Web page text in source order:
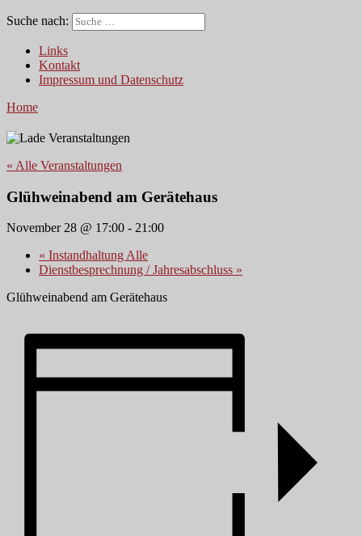
Suche nach:
Links
Kontakt
Impressum und Datenschutz
Home
« Alle Veranstaltungen
Glühweinabend am Gerätehaus
November 28 @ 17:00 - 21:00
« Instandhaltung Alle
Dienstbesprechnung / Jahresabschluss »
Glühweinabend am Gerätehaus